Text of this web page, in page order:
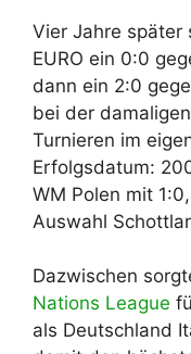
Vier Jahre später
EURO ein 0:0
dann ein 2:0
bei der
Turnieren im
Erfolgsdatum:
WM Polen mit
Auswahl
Dazwischen
Nations League
als Deutschland